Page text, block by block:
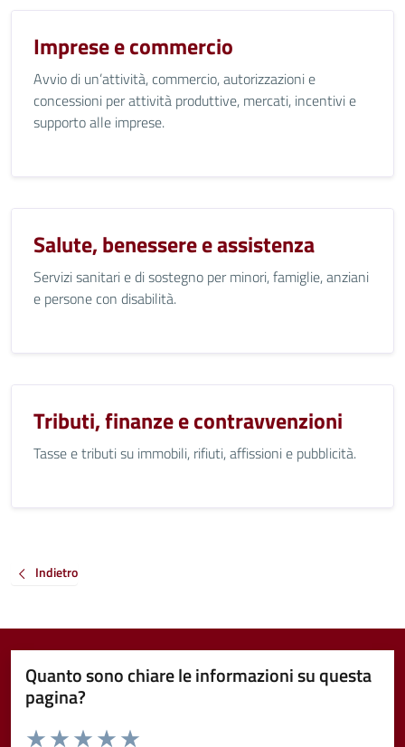
Imprese e commercio
Avvio di un’attività, commercio, autorizzazioni e
concessioni per attività produttive, mercati, incentivi e
supporto alle imprese.
Salute, benessere e assistenza
Servizi sanitari e di sostegno per minori, famiglie, anziani
e persone con disabilità.
Tributi, finanze e contravvenzioni
Tasse e tributi su immobili, rifiuti, affissioni e pubblicità.
Indietro
Quanto sono chiare le informazioni su questa
pagina?
Valuta da 1 a 5 stelle la pagina